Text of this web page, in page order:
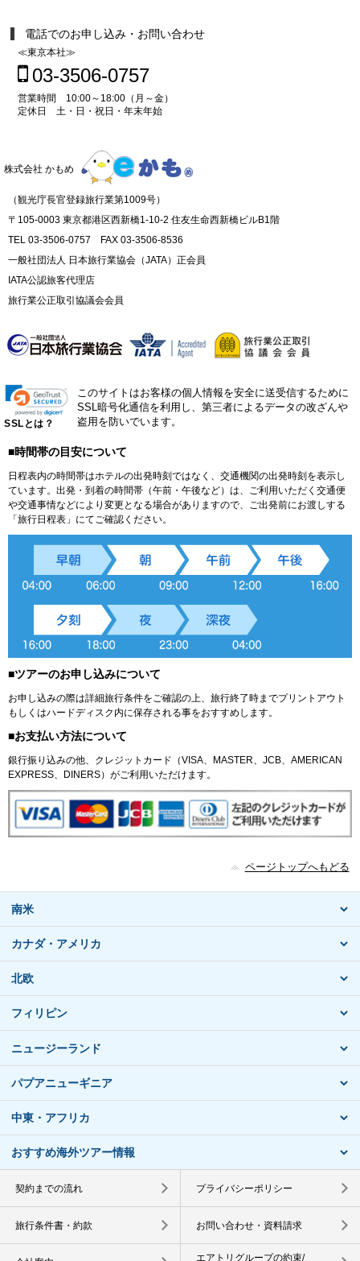
電話でのお申し込み・お問い合わせ
≪東京本社≫
03-3506-0757
営業時間 10:00～18:00（月～金）
定休日 土・日・祝日・年末年始
株式会社 かもめ
（観光庁長官登録旅行業第1009号）
〒105-0003 東京都港区西新橋1-10-2 住友生命西新橋ビルB1階
TEL 03-3506-0757 FAX 03-3506-8536
一般社団法人 日本旅行業協会（JATA）正会員
IATA公認旅客代理店
旅行業公正取引協議会会員
SSLとは？
このサイトはお客様の個人情報を安全に送受信するために
SSL暗号化通信を利用し、第三者によるデータの改ざんや
盗用を防いでいます。
■時間帯の目安について
日程表内の時間帯はホテルの出発時刻ではなく、交通機関の出発時刻を表示し
ています。出発・到着の時間帯（午前・午後など）は、ご利用いただく交通便
や交通事情などにより変更となる場合がありますので、ご出発前にお渡しする
「旅行日程表」にてご確認ください。
■ツアーのお申し込みについて
お申し込みの際は詳細旅行条件をご確認の上、旅行終了時までプリントアウト
もしくはハードディスク内に保存される事をおすすめします。
■お支払い方法について
銀行振り込みの他、クレジットカード（VISA、MASTER、JCB、AMERICAN
EXPRESS、DINERS）がご利用いただけます。
ページトップへもどる
南米
カナダ・アメリカ
北欧
フィリピン
ニュージーランド
パプアニューギニア
中東・アフリカ
おすすめ海外ツアー情報
契約までの流れ プライバシーポリシー
旅行条件書・約款 お問い合わせ・資料請求
エアトリグループの約束/